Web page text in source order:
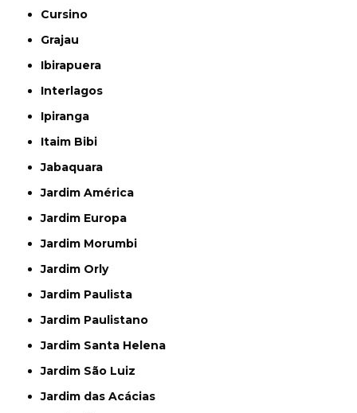
Cursino
Grajau
Ibirapuera
Interlagos
Ipiranga
Itaim Bibi
Jabaquara
Jardim América
Jardim Europa
Jardim Morumbi
Jardim Orly
Jardim Paulista
Jardim Paulistano
Jardim Santa Helena
Jardim São Luiz
Jardim das Acácias